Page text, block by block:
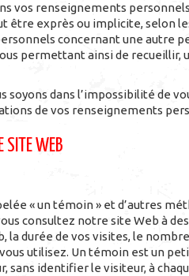
vos renseignements
exprès ou implicite, selon
concernant une autre
permettant ainsi de recueillir,
soyons dans l’impossibilité de
de vos renseignements
SITE WEB
« un témoin » et d’autres
consultez notre site Web à
la durée de vos visites, le
utilisez. Un témoin est un
sans identifier le visiteur, à